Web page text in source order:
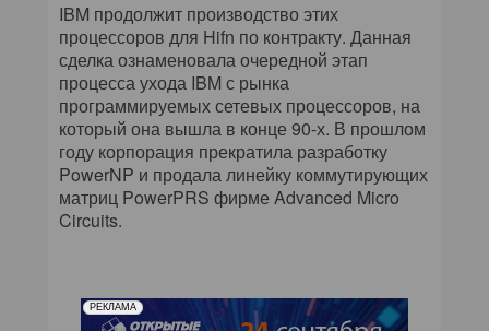
IBM продолжит производство этих
процессоров для Hifn по контракту. Данная
сделка ознаменовала очередной этап
процесса ухода IBM с рынка
программируемых сетевых процессоров, на
который она вышла в конце 90-х. В прошлом
году корпорация прекратила разработку
PowerNP и продала линейку коммутирующих
матриц PowerPRS фирме Advanced Micro
Circuits.
РЕКЛАМА